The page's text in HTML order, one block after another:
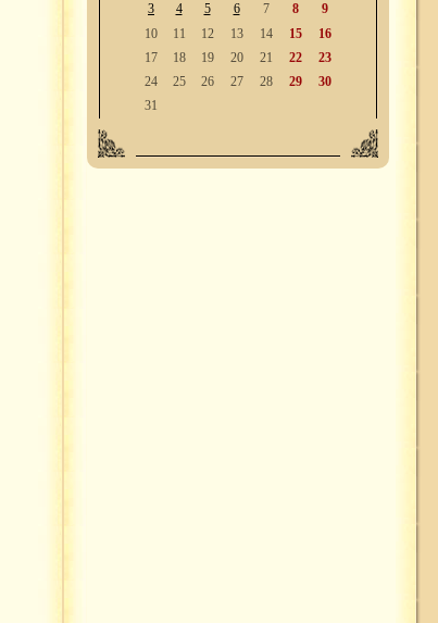
3
4 5 6 7 8
9
10
11 12 13 14 15
16
17
18 19 20 21 22
23
24
25 26 27 28 29
30
31